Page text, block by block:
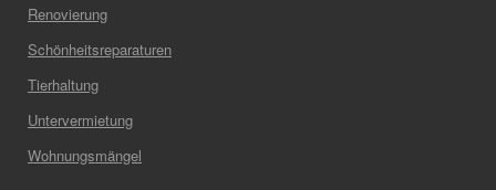
Renovierung
Schönheitsreparaturen
Tierhaltung
Untervermietung
Wohnungsmängel